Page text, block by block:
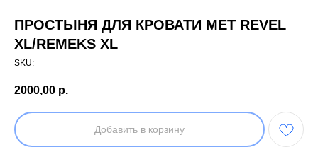
ПРОСТЫНЯ ДЛЯ КРОВАТИ МЕТ REVEL
XL/REMEKS XL
SKU:
2000,00 р.
Добавить в корзину